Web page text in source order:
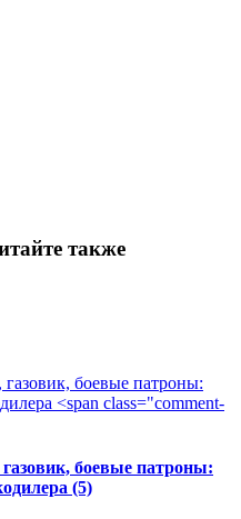
также
боевые патроны:
(5)